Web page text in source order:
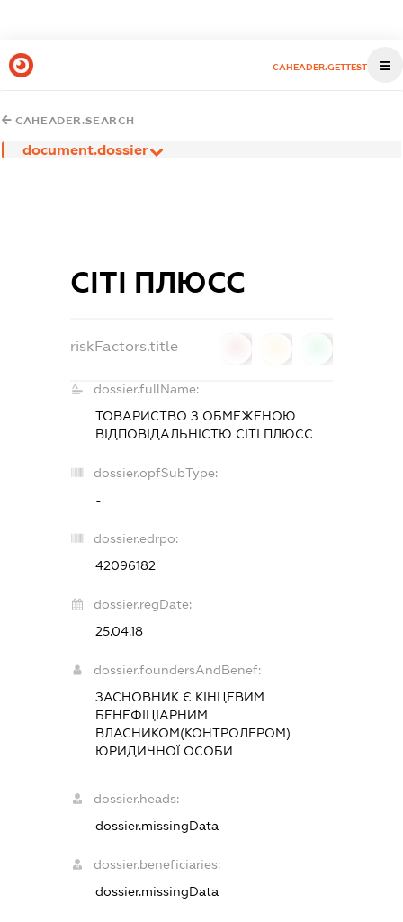
CAHEADER.GETTEST
CAHEADER.SEARCH
document.dossier
СІТІ ПЛЮСС
riskFactors.title
dossier.fullName:
ТОВАРИСТВО З ОБМЕЖЕНОЮ
ВІДПОВІДАЛЬНІСТЮ СІТІ ПЛЮСС
dossier.opfSubType:
-
dossier.edrpo:
42096182
dossier.regDate:
25.04.18
dossier.foundersAndBenef:
ЗАСНОВНИК Є КІНЦЕВИМ
БЕНЕФІЦІАРНИМ
ВЛАСНИКОМ(КОНТРОЛЕРОМ)
ЮРИДИЧНОЇ ОСОБИ
dossier.heads:
dossier.missingData
dossier.beneficiaries:
dossier.missingData